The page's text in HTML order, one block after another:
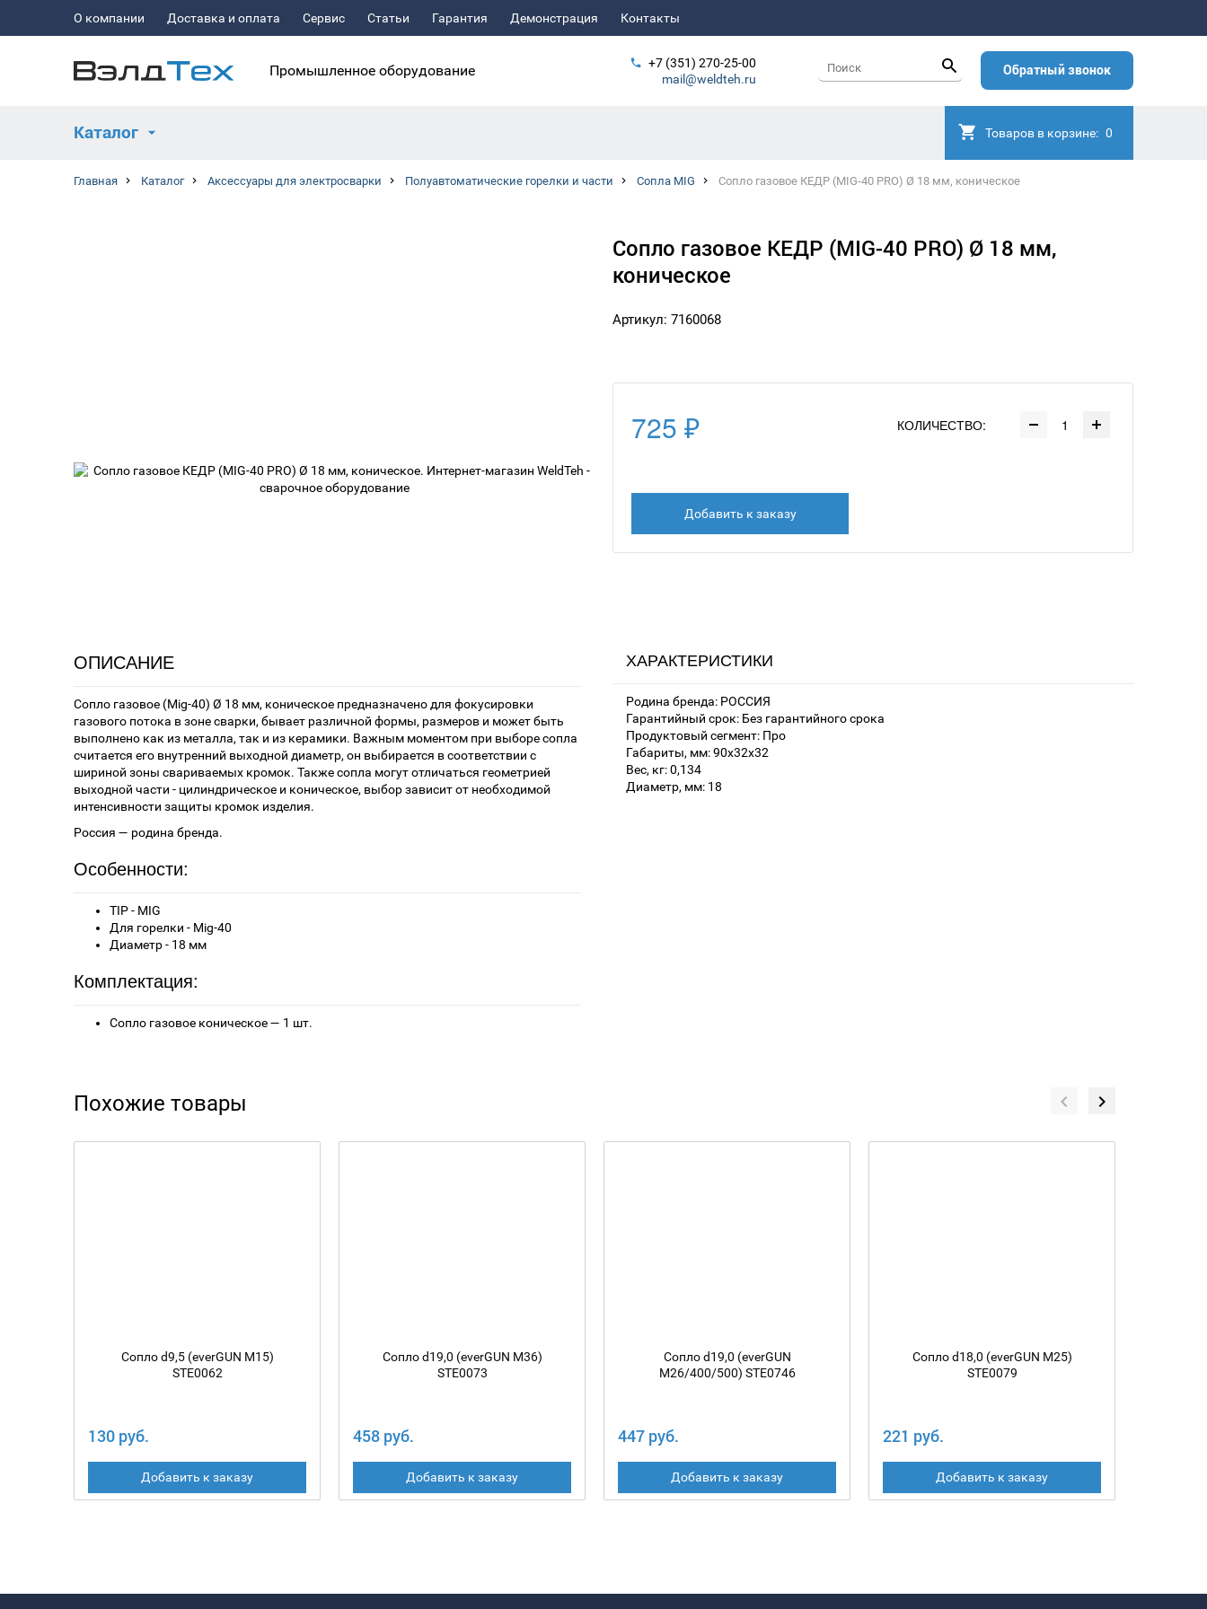
О компании Доставка и оплата Сервис Статьи Гарантия Демонстрация Контакты
Промышленное оборудование
+7 (351) 270-25-00
mail@weldteh.ru
Обратный звонок
Каталог Товаров в корзине: 0
Главная Каталог Аксессуары для электросварки Полуавтоматические горелки и части Сопла MIG Сопло газовое КЕДР (MIG-40 PRO) Ø 18 мм, коническое
Сопло газовое КЕДР (MIG-40 PRO) Ø 18 мм,
коническое
Артикул: 7160068
725 ₽ КОЛИЧЕСТВО:
Добавить к заказу
ОПИСАНИЕ
Сопло газовое (Mig-40) Ø 18 мм, коническое предназначено для фокусировки
газового потока в зоне сварки, бывает различной формы, размеров и может быть
выполнено как из металла, так и из керамики. Важным моментом при выборе сопла
считается его внутренний выходной диаметр, он выбирается в соответствии с
шириной зоны свариваемых кромок. Также сопла могут отличаться геометрией
выходной части - цилиндрическое и коническое, выбор зависит от необходимой
интенсивности защиты кромок изделия.
Россия — родина бренда.
Особенности:
TIP - MIG
Для горелки - Mig-40
Диаметр - 18 мм
Комплектация:
Сопло газовое коническое — 1 шт.
ХАРАКТЕРИСТИКИ
Родина бренда: РОССИЯ
Гарантийный срок: Без гарантийного срока
Продуктовый сегмент: Про
Габариты, мм: 90х32х32
Вес, кг: 0,134
Диаметр, мм: 18
Похожие товары
Сопло d9,5 (everGUN M15)
STE0062
130 руб.
Добавить к заказу
Сопло d19,0 (everGUN M36)
STE0073
458 руб.
Добавить к заказу
Сопло d19,0 (everGUN
M26/400/500) STЕ0746
447 руб.
Добавить к заказу
Сопло d18,0 (everGUN M25)
STE0079
221 руб.
Добавить к заказу